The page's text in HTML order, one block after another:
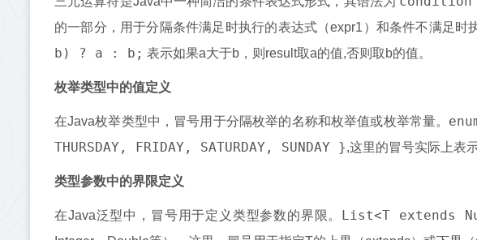
的一部分，用于分隔条件满足时执行的表达式（expr1）和条件不满足时
b) ? a : b; 表示如果a大于b，则result取a的值,否则取b的值。
枚举类型中的值定义
在Java枚举类型中，冒号用于分隔枚举的名称和枚举值或枚举常量。
THURSDAY, FRIDAY, SATURDAY, SUNDAY },这里的冒号实际上表
类型参数中的界限定义
在Java泛型中，冒号用于定义类型参数的界限。 List<T extends